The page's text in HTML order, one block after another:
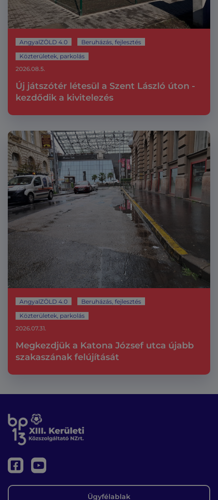
AngyalZÖLD 4.0
Beruházás, fejlesztés
Közterületek, parkolás
Új játszótér létesül a Szent László úton -
kezdődik a kivitelezés
2026.08.5.
AngyalZÖLD 4.0
Beruházás, fejlesztés
Közterületek, parkolás
Megkezdjük a Katona József utca újabb
szakaszának felújítását
2026.07.31.
Ügyfélablak